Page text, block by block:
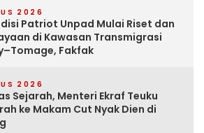
2026
Patriot Unpad Mulai Riset dan
di Kawasan Transmigrasi
Fakfak
2026
Sejarah, Menteri Ekraf Teuku
ke Makam Cut Nyak Dien di